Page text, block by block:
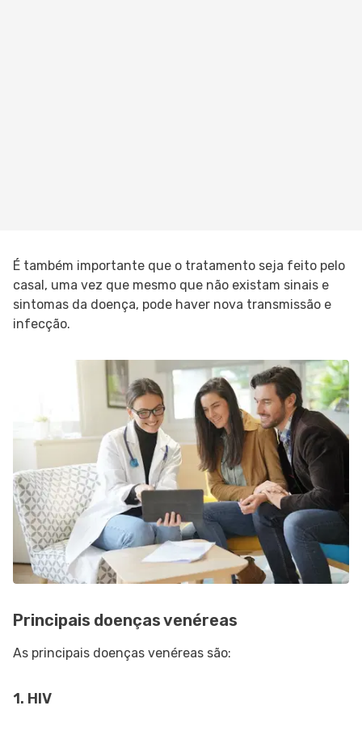
É também importante que o tratamento seja feito pelo
casal, uma vez que mesmo que não existam sinais e
sintomas da doença, pode haver nova transmissão e
infecção.
Principais doenças venéreas
As principais doenças venéreas são:
1. HIV